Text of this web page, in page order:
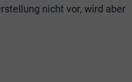
nicht vor, wird aber